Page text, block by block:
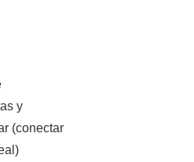
y
(conectar